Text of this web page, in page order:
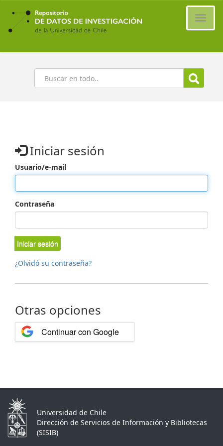
Ir
contenido
principal
Buscar
Iniciar sesión
Usuario/e-mail
Contraseña
Iniciar sesión
¿Olvidó su contraseña?
Otras opciones
Continuar con Google
Universidad de Chile
Dirección de Servicios de Información y Bibliotecas
(SISIB)